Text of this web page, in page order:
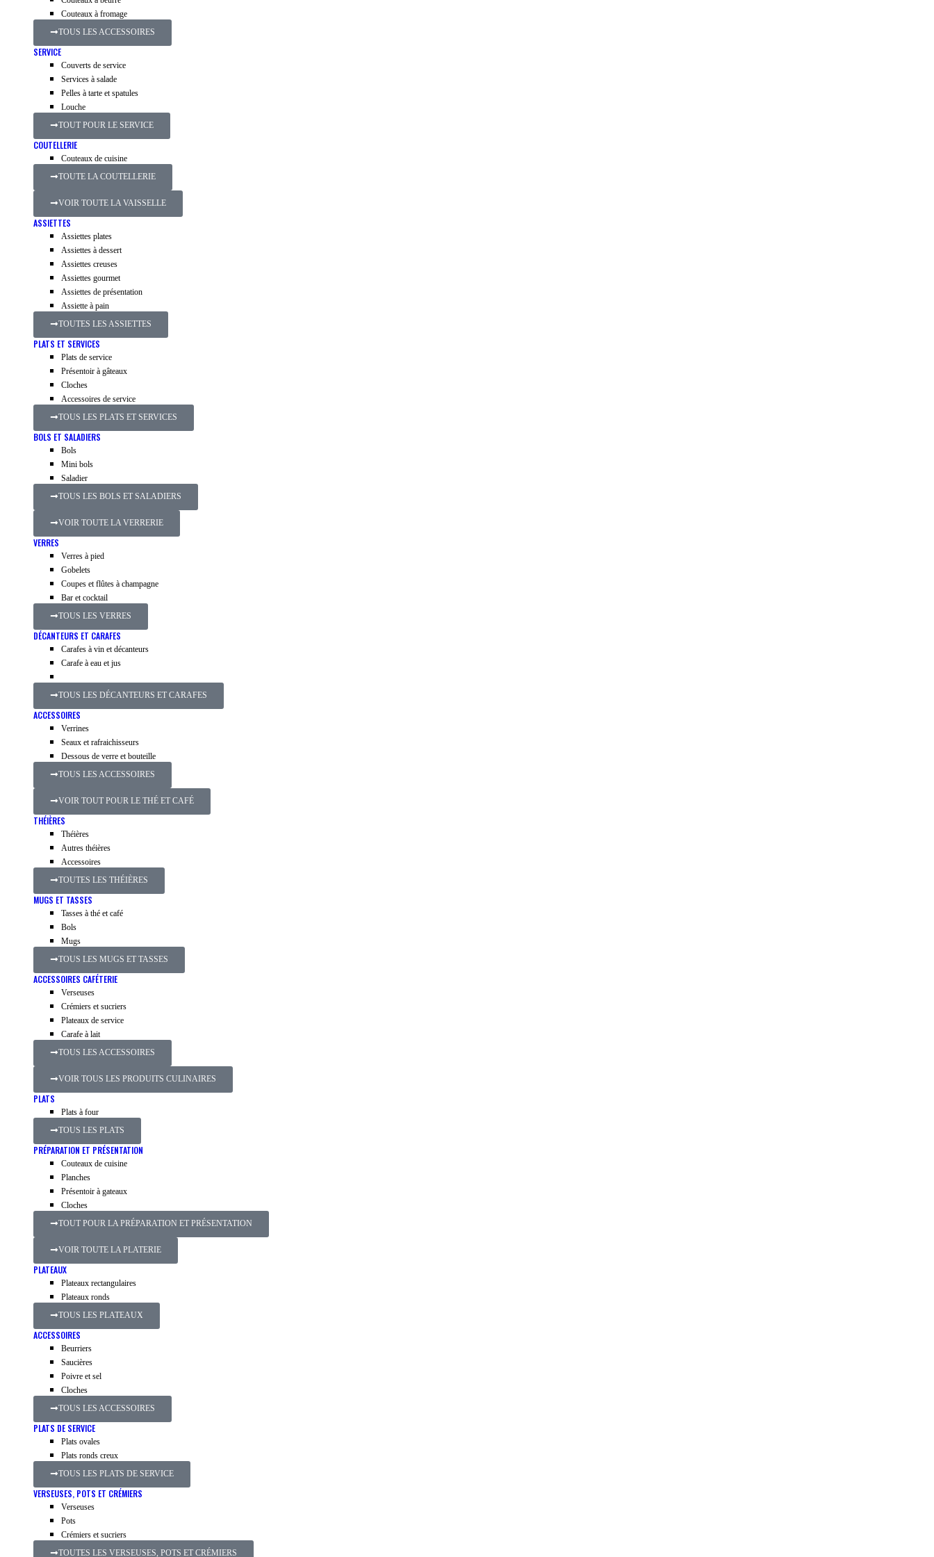
Couteaux à fromage
TOUS LES ACCESSOIRES
SERVICE
Couverts de service
Services à salade
Pelles à tarte et spatules
Louche
TOUT POUR LE SERVICE
COUTELLERIE
Couteaux de cuisine
TOUTE LA COUTELLERIE
VOIR TOUTE LA VAISSELLE
ASSIETTES
Assiettes plates
Assiettes à dessert
Assiettes creuses
Assiettes gourmet
Assiettes de présentation
Assiette à pain
TOUTES LES ASSIETTES
PLATS ET SERVICES
Plats de service
Présentoir à gâteaux
Cloches
Accessoires de service
TOUS LES PLATS ET SERVICES
BOLS ET SALADIERS
Bols
Mini bols
Saladier
TOUS LES BOLS ET SALADIERS
VOIR TOUTE LA VERRERIE
VERRES
Verres à pied
Gobelets
Coupes et flûtes à champagne
Bar et cocktail
TOUS LES VERRES
DÉCANTEURS ET CARAFES
Carafes à vin et décanteurs
Carafe à eau et jus
TOUS LES DÉCANTEURS ET CARAFES
ACCESSOIRES
Verrines
Seaux et rafraichisseurs
Dessous de verre et bouteille
TOUS LES ACCESSOIRES
VOIR TOUT POUR LE THÉ ET CAFÉ
THÉIÈRES
Théières
Autres théières
Accessoires
TOUTES LES THÉIÈRES
MUGS ET TASSES
Tasses à thé et café
Bols
Mugs
TOUS LES MUGS ET TASSES
ACCESSOIRES CAFÉTERIE
Verseuses
Crémiers et sucriers
Plateaux de service
Carafe à lait
TOUS LES ACCESSOIRES
VOIR TOUS LES PRODUITS CULINAIRES
PLATS
Plats à four
TOUS LES PLATS
PRÉPARATION ET PRÉSENTATION
Couteaux de cuisine
Planches
Présentoir à gateaux
Cloches
TOUT POUR LA PRÉPARATION ET PRÉSENTATION
VOIR TOUTE LA PLATERIE
PLATEAUX
Plateaux rectangulaires
Plateaux ronds
TOUS LES PLATEAUX
ACCESSOIRES
Beurriers
Saucières
Poivre et sel
Cloches
TOUS LES ACCESSOIRES
PLATS DE SERVICE
Plats ovales
Plats ronds creux
TOUS LES PLATS DE SERVICE
VERSEUSES, POTS ET CRÉMIERS
Verseuses
Pots
Crémiers et sucriers
TOUTES LES VERSEUSES, POTS ET CRÉMIERS